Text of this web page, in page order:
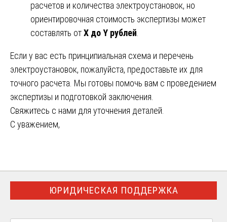
расчетов и количества электроустановок, но
ориентировочная стоимость экспертизы может
составлять отX до Y рублей
Если у вас есть принципиальная схема и перечень
электроустановок, пожалуйста, предоставьте их для
точного расчета. Мы готовы помочь вам с проведением
экспертизы и подготовкой заключения.
Свяжитесь с нами для уточнения деталей.
С уважением,
ЮРИДИЧЕСКАЯ ПОДДЕРЖКА